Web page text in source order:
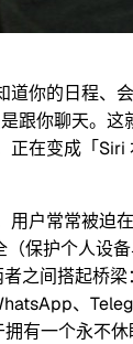
道你的日程、
跟你聊天。这
正在变成「Siri
用户常常被迫在
（保护个人设
之间搭起桥
、
有一个永不休